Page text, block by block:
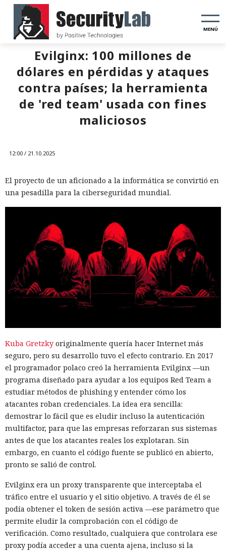
MENÚ
Evilginx: 100 millones de
dólares en pérdidas y ataques
contra países; la herramienta
de 'red team' usada con fines
maliciosos
12:00 / 21.10.2025
El proyecto de un aficionado a la informática se convirtió en
una pesadilla para la ciberseguridad mundial.
Kuba Gretzky originalmente quería hacer Internet más
seguro, pero su desarrollo tuvo el efecto contrario. En 2017
el programador polaco creó la herramienta Evilginx —un
programa diseñado para ayudar a los equipos Red Team a
estudiar métodos de phishing y entender cómo los
atacantes roban credenciales. La idea era sencilla:
demostrar lo fácil que es eludir incluso la autenticación
multifactor, para que las empresas reforzaran sus sistemas
antes de que los atacantes reales los explotaran. Sin
embargo, en cuanto el código fuente se publicó en abierto,
pronto se salió de control.
Evilginx era un proxy transparente que interceptaba el
tráfico entre el usuario y el sitio objetivo. A través de él se
podía obtener el token de sesión activa —ese parámetro que
permite eludir la comprobación con el código de
verificación. Como resultado, cualquiera que controlara ese
proxy podía acceder a una cuenta ajena, incluso si la